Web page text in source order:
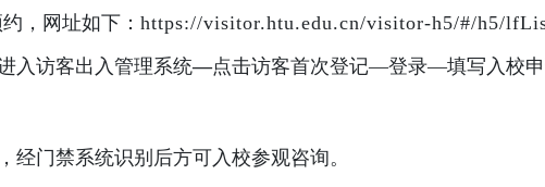
，网址如下： https://visitor.htu.edu.cn/visitor-h5/#/h5/
入访客出入管理系统—点击访客首次登记—登录—填写入校
经门禁系统识别后方可入校参观咨询。